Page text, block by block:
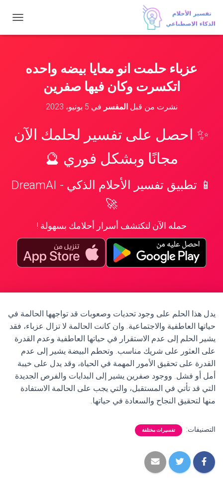
ب
عزباء حلمت انو معايا بيضه واحده
اتكسرت وكان فيها صفرين
نشرت من قبلالمفسر في 5 يونيو، 2023
✨ احصل على تفسير لحلمك الآن
مجانًا وبشكل فوري 🔮
📱 تطبيق تفسير الأحلام الذكي - DreamAI
🚀
حمله الآن لتكتشف أسرار أحلامك بسهولة !
يدل هذا الحلم على وجود تحديات وصعوبات قد تواجهها الحالمة في
حياتها العاطفية والاجتماعية. وان كانت الحالمة لا تزال عزباء، فقد
يشير الحلم إلى عدم الاستقرار في حياتها العاطفية وعدم القدرة
على العثور على شريك مناسب. وتحطم البيضة يشير إلى عدم
القدرة على تحقيق الأمور المهمة في الحياة، وقد يدل على خيبة
أمل أو فشل. ووجود صفرين يشير إلى البدايات والفرص الجديدة
التي قد تأتي في المستقبل، والتي يجب على الحالمة الاستفادة
منها لتحقيق النجاح والسعادة في حياتها.
التصنيفات: تفسيرات مختلفة